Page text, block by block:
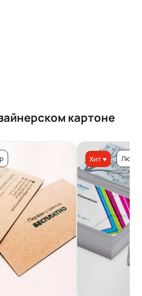
картоне
Хит ♥ Люкс